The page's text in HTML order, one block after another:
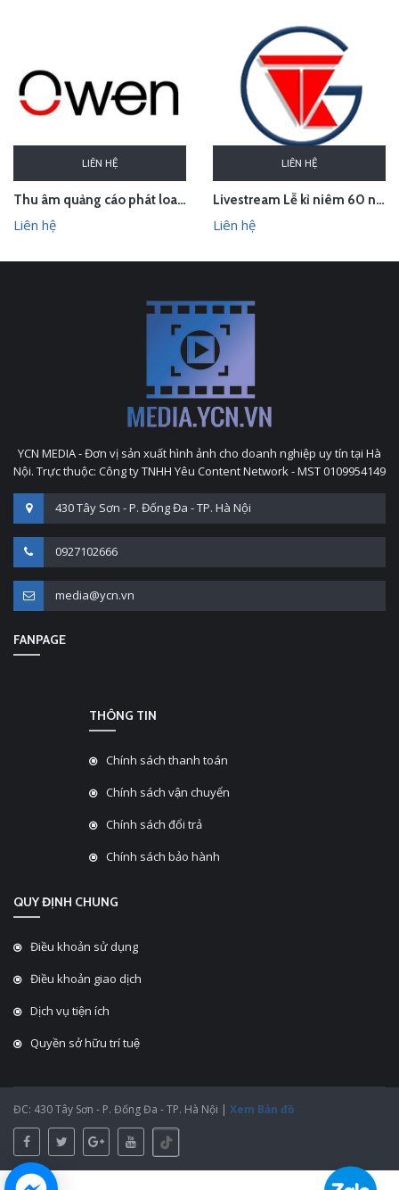
LIÊN HỆ
Thu âm quảng cáo phát loa khai trương cửa hàng Owen Sơn La
Liên hệ
LIÊN HỆ
Livestream Lễ kỉ niêm 60 năm thành lập TEDI
Liên hệ
YCN MEDIA - Đơn vị sản xuất hình ảnh cho doanh nghiệp uy tín tại Hà
Nội. Trực thuộc: Công ty TNHH Yêu Content Network - MST 0109954149
430 Tây Sơn - P. Đống Đa - TP. Hà Nội
0927102666
media@ycn.vn
FANPAGE
THÔNG TIN
Chính sách thanh toán
Chính sách vận chuyển
Chính sách đổi trả
Chính sách bảo hành
QUY ĐỊNH CHUNG
Điều khoản sử dụng
Điều khoản giao dịch
Dịch vụ tiện ích
Quyền sở hữu trí tuệ
ĐC: 430 Tây Sơn - P. Đống Đa - TP. Hà Nội | Xem Bản đồ